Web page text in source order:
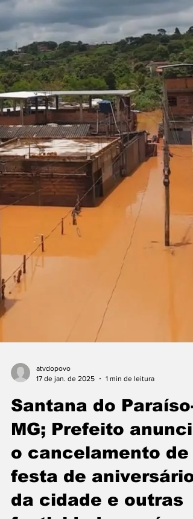
atvdopovo
17 de jan. de 2025
1 min de leitura
Santana do Paraíso-
MG; Prefeito
o cancelamento de
festa de aniversário